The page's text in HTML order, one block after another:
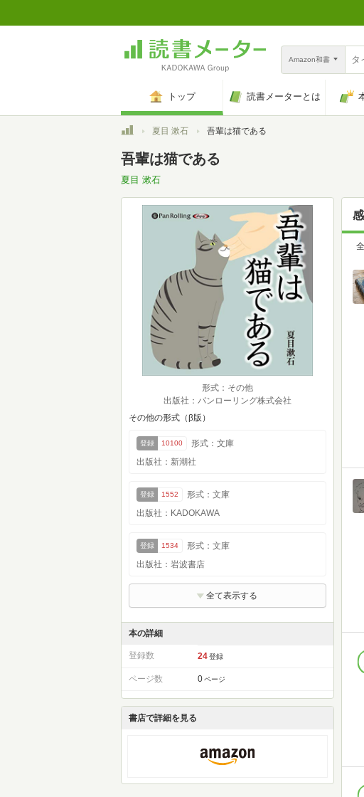
Amazon和書
トップ 読書メーターとは
トップ夏目 漱石 吾輩は猫である
吾輩は猫である
夏目 漱石
形式：その他
出版社：パンローリング株式会社
その他の形式（β版）
登録 10100
形式：文庫
出版社：新潮社
登録 1552
形式：文庫
出版社：KADOKAWA
登録 1534
形式：文庫
出版社：岩波書店
全て表示する
本の詳細
登録数 24 登録
ページ数 0 ページ
書店で詳細を見る